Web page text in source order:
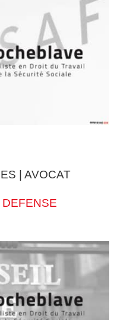
| AVOCAT
DEFENSE